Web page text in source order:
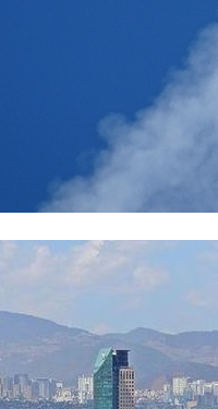
на-Дону едва